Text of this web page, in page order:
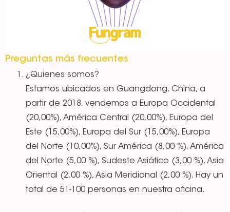
Preguntas más frecuentes
¿Quienes somos?
Estamos ubicados en Guangdong, China, a
partir de 2018, vendemos a Europa Occidental
(20,00%), América Central (20,00%), Europa del
Este (15,00%), Europa del Sur (15,00%), Europa
del Norte (10,00%), Sur América (8,00 %), América
del Norte (5,00 %), Sudeste Asiático (3,00 %), Asia
Oriental (2,00 %), Asia Meridional (2,00 %). Hay un
total de 51-100 personas en nuestra oficina.